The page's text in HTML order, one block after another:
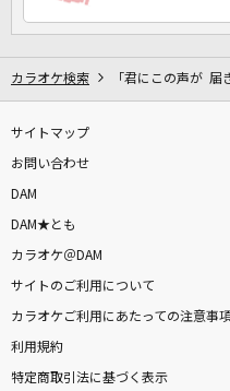
カラオケ検索 「君にこの声が 届
サイトマップ
お問い合わせ
DAM
DAM★とも
カラオケ＠DAM
サイトのご利用について
カラオケご利用にあたっての注意事項
利用規約
特定商取引法に基づく表示